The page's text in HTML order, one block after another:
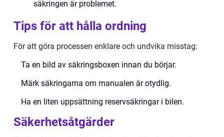
säkringen är problemet.
Tips för att hålla ordning
För att göra processen enklare och undvika misstag:
Ta en bild av säkringsboxen innan du börjar.
Märk säkringarna om manualen är otydlig.
Ha en liten uppsättning reservsäkringar i bilen.
Säkerhetsåtgärder